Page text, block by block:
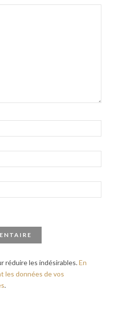
réduire les indésirables.En
les données de vos
.